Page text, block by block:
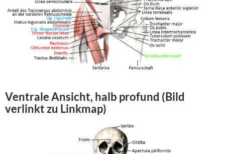
Ventrale Ansicht, halb profund (Bild
verlinkt zu Linkmap)